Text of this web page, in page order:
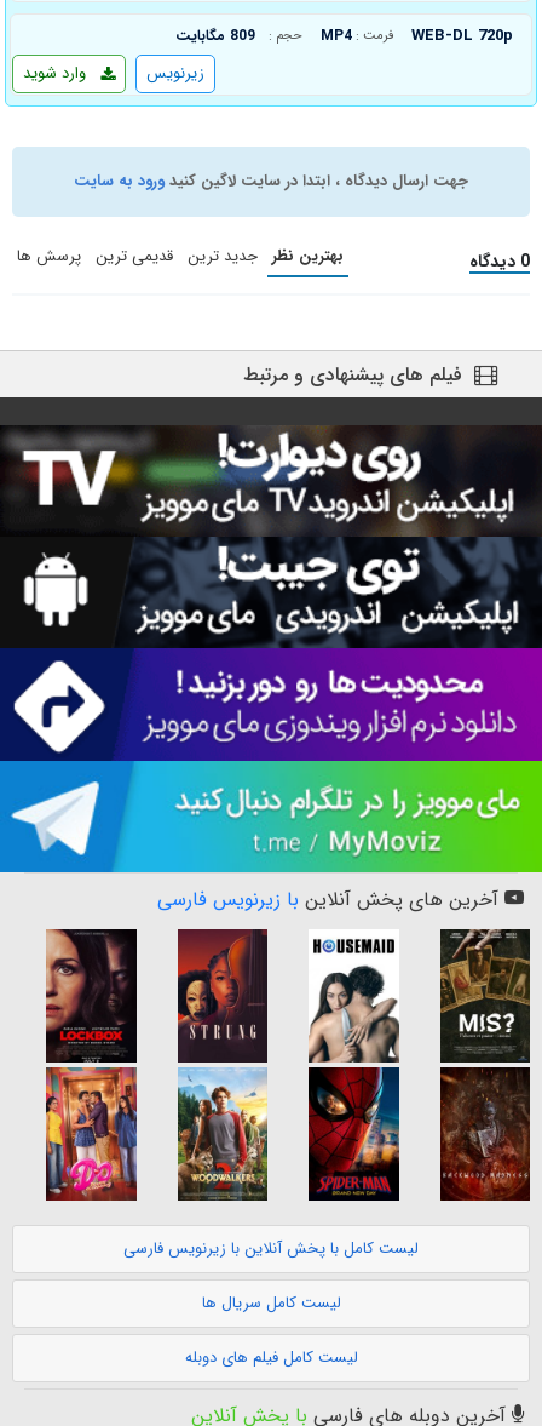
WEB-DL 720p فرمت : MP4 حجم : 809 مگابایت
وارد شوید زیرنویس
جهت ارسال دیدگاه ، ابتدا در سایت لاگین کنیدورود به سایت
0 دیدگاه بهترین نظر جدید ترین قدیمی ترین پرسش ها
فیلم های پیشنهادی و مرتبط
آخرین های پخش آنلاین با زیرنویس فارسی
لیست کامل با پخش آنلاین با زیرنویس فارسی
لیست کامل سریال ها
لیست کامل فیلم های دوبله
آخرین دوبله های فارسی با پخش آنلاین